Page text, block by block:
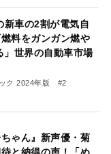
新車の2割が電気自
料をガンガン燃や
」世界の自動車市場
ク 2024年版 #2
ゃん』新声優・菊